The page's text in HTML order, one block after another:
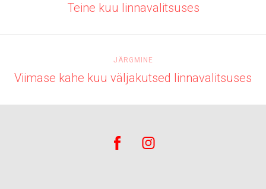
Teine kuu linnavalitsuses
JÄRGMINE
Viimase kahe kuu väljakutsed linnavalitsuses